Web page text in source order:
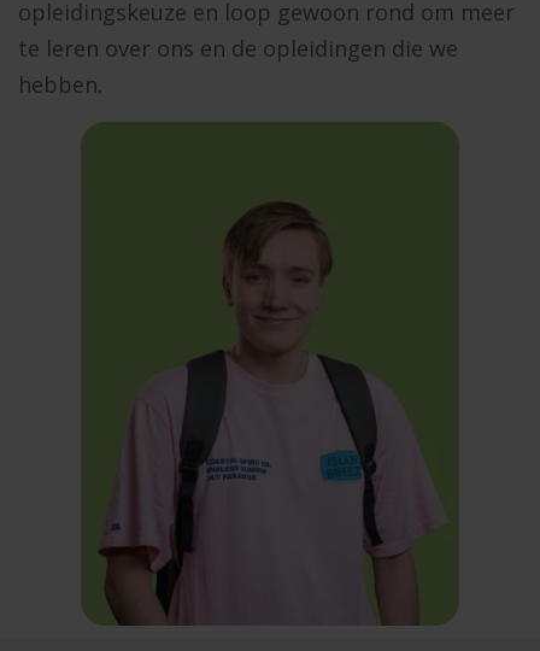
opleidingskeuze en loop gewoon rond om meer
te leren over ons en de opleidingen die we
hebben.